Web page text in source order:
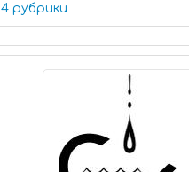
Еще 4 рубрики